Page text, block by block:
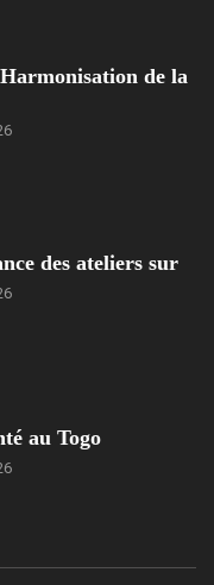
de la
des ateliers sur
au Togo